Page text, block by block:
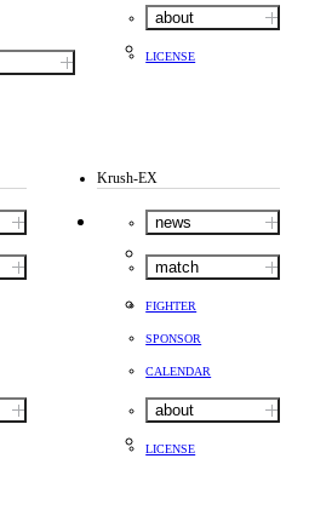
about
LICENSE
Krush-EX
news
match
FIGHTER
SPONSOR
CALENDAR
about
LICENSE